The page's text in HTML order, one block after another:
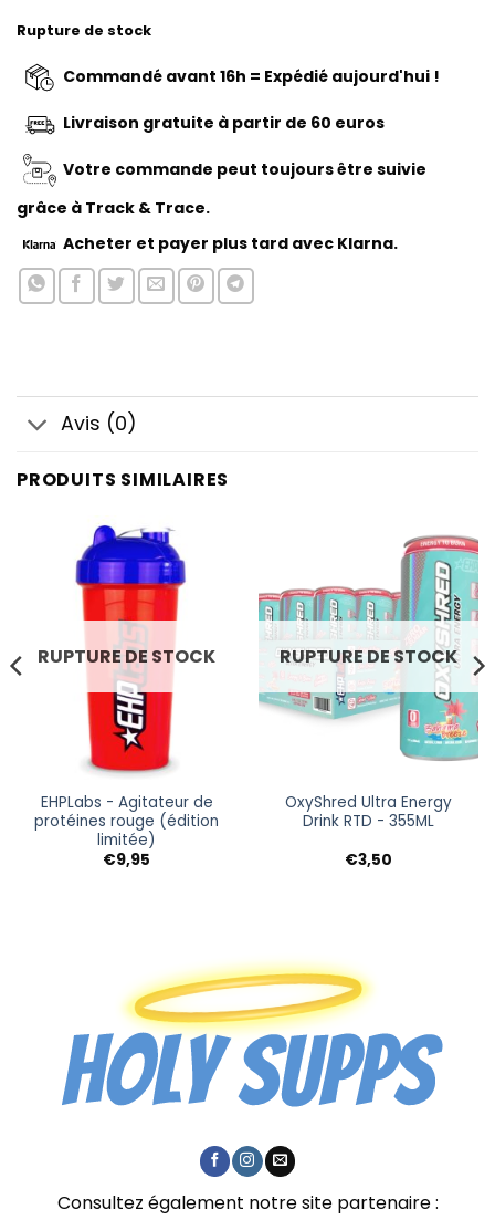
Rupture de stock
Commandé avant 16h = Expédié aujourd'hui !
Livraison gratuite à partir de 60 euros
Votre commande peut toujours être suivie
grâce à Track & Trace.
Acheter et payer plus tard avec Klarna.
Avis (0)
PRODUITS SIMILAIRES
RUPTURE DE STOCK
EHPLabs - Agitateur de
protéines rouge (édition
limitée)
€9,95
RUPTURE DE STOCK
OxyShred Ultra Energy
Drink RTD - 355ML
€3,50
Consultez également notre site partenaire :